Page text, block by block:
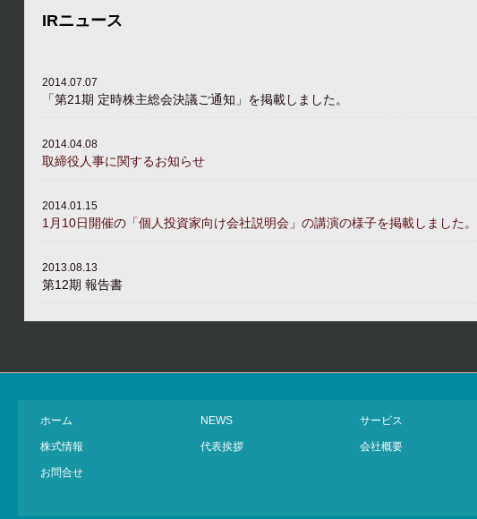
IRニュース
2014.07.07
「第21期 定時株主総会決議ご通知」を掲載しました。
2014.04.08
取締役人事に関するお知らせ
2014.01.15
1月10日開催の「個人投資家向け会社説明会」の講演の様子を掲載しました。
2013.08.13
第12期 報告書
ホーム NEWS サービス
株式情報 代表挨拶 会社概要
お問合せ